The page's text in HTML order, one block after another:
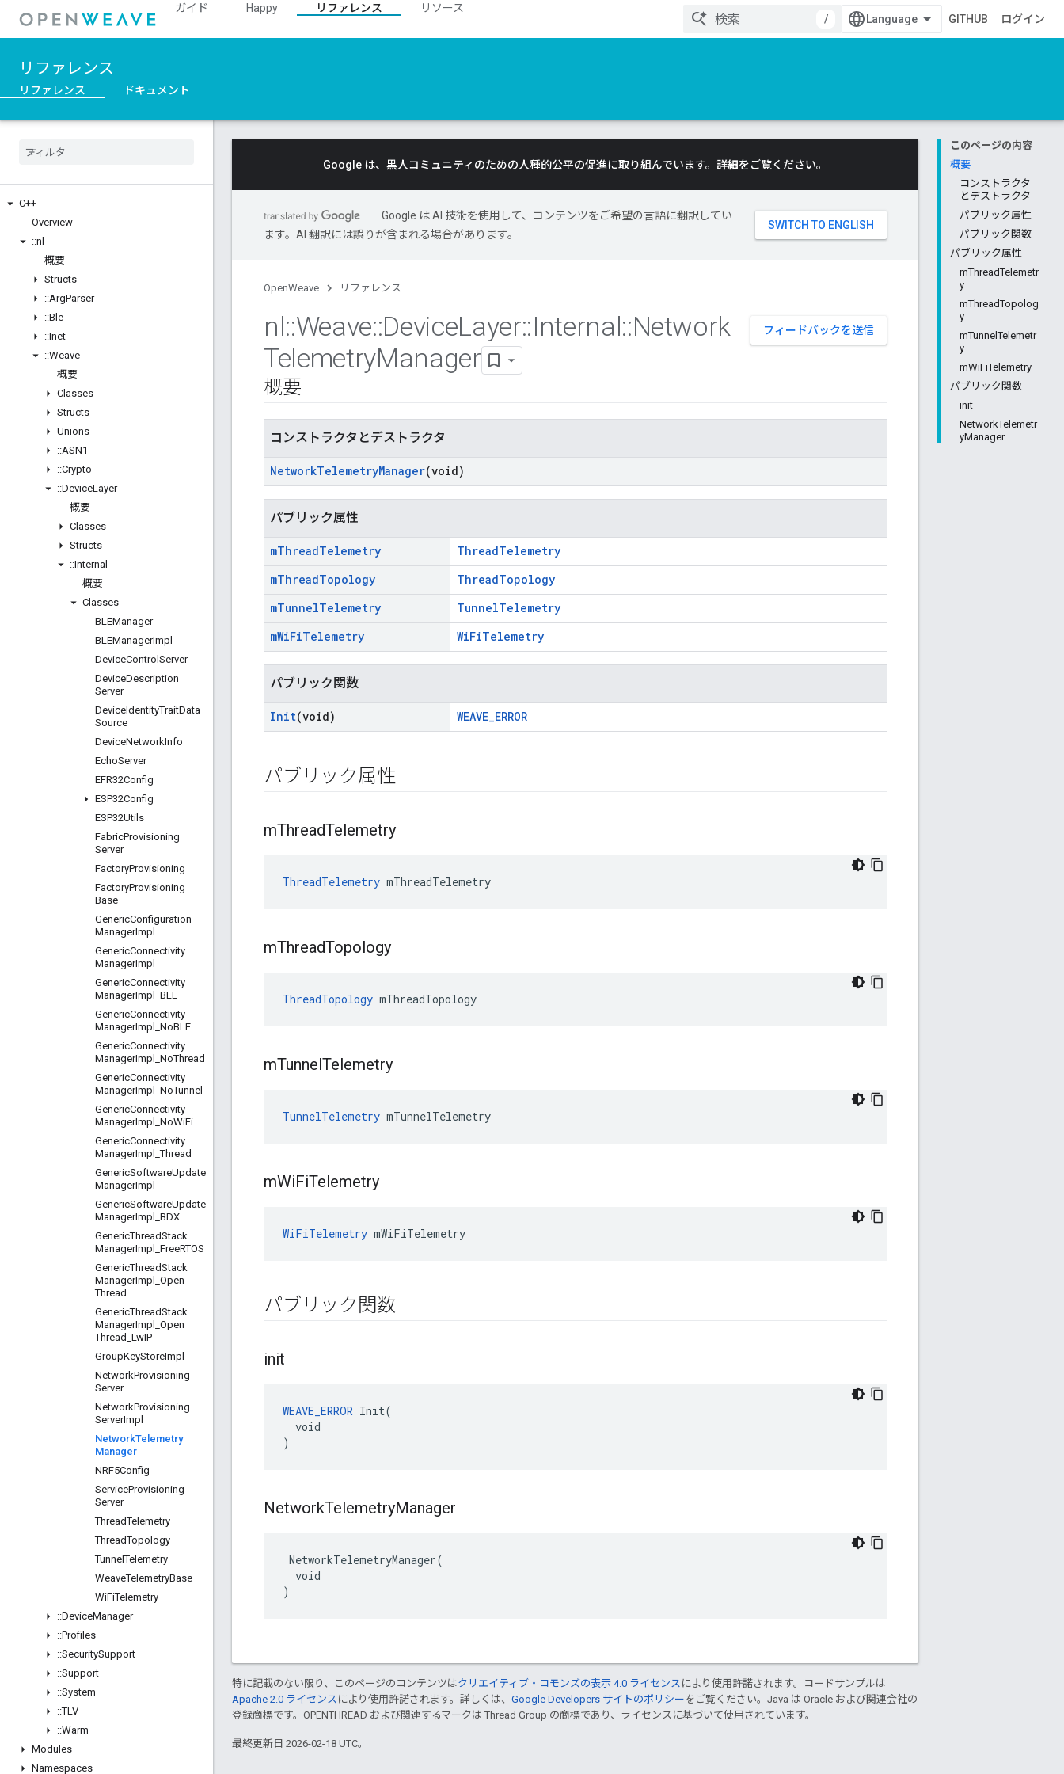
ガイド Happy リファレンス
リソース
/
GITHUB ログイン
リファレンス
リファレンス ドキュメント
C++
Overview
::nl
概要
Structs
::ArgParser
::Ble
::Inet
::Weave
概要
Classes
Structs
Unions
::ASN1
::Crypto
::DeviceLayer
概要
Classes
Structs
::Internal
概要
Classes
BLEManager
BLEManagerImpl
DeviceControl Server
DeviceDescription
Server
DeviceIdentityTraitData
Source
DeviceNetworkInfo
EchoServer
EFR32Config
ESP32Config
ESP32Utils
FabricProvisioning
Server
FactoryProvisioning
FactoryProvisioning
Base
GenericConfiguration
ManagerImpl
GenericConnectivity
ManagerImpl
GenericConnectivity
ManagerImpl
BLE
GenericConnectivity
ManagerImpl NoBLE
GenericConnectivity
ManagerImpl NoThread
GenericConnectivity
ManagerImpl NoTunnel
GenericConnectivity
ManagerImpl NoWiFi
GenericConnectivity
ManagerImpl _Thread
GenericSoftwareUpdate
ManagerImpl
GenericSoftwareUpdate
ManagerImpl
BDX
GenericThreadStack
ManagerImpl FreeRTOS
GenericThreadStack
ManagerImpl
Open
Thread
GenericThreadStack
ManagerImpl
Open
Thread LwIP
GroupKeyStoreImpl
NetworkProvisioning
Server
NetworkProvisioning
ServerImpl
NetworkTelemetry
Manager
NRF5Config
ServiceProvisioning
Server
ThreadTelemetry
ThreadTopology
TunnelTelemetry
WeaveTelemetryBase
WiFiTelemetry
::DeviceManager
::Profiles
::SecuritySupport
::Support
::System
::TLV
::Warm
Modules
Namespaces
このページの内容
概要
コンストラクタ
とデストラクタ
パブリック属性
パブリック関数
パブリック属性
mThreadTelemetr
y
mThreadTopolog
y
mTunnelTelemetr
y
mWiFiTelemetry
パブリック関数
init
NetworkTelemetr
yManager
Google は、黒人コミュニティのための人種的公平の促進に取り組んでいます。 詳細をご覧ください。
Google は AI 技術を使用して、コンテンツをご希望の言語に翻訳してい
ます。AI 翻訳には誤りが含まれる場合があります。
OpenWeave リファレンス
フィードバックを送信
nl::Weave::DeviceLayer::Internal::Network
TelemetryManager
概要
コンストラクタとデストラクタ
NetworkTelemetryManager(void)
パブリック属性
mThreadTelemetry
ThreadTelemetry
mThreadTopology
ThreadTopology
mTunnelTelemetry
TunnelTelemetry
mWiFiTelemetry WiFiTelemetry
パブリック関数
Init(void) WEAVE_ERROR
パブリック属性
mThreadTelemetry
ThreadTelemetry mThreadTelemetry
mThreadTopology
ThreadTopology mThreadTopology
mTunnelTelemetry
TunnelTelemetry mTunnelTelemetry
mWiFiTelemetry
WiFiTelemetry mWiFiTelemetry
パブリック関数
init
WEAVE_ERROR Init(
  void
)
NetworkTelemetryManager
NetworkTelemetryManager(
  void
)
特に記載のない限り、このページのコンテンツはクリエイティブ・コモンズの表示 4.0 ライセンス により使用許諾されます。コードサンプルは
Apache 2.0 ライセンス により使用許諾されます。詳しくは、 Google Developers サイトのポリシー をご覧ください。Java は Oracle および関連会社の
登録商標です。OPENTHREAD および関連するマークは Thread Group の商標であり、ライセンスに基づいて使用されています。
最終更新日 2026-02-18 UTC。